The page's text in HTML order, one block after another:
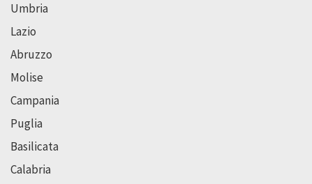
Umbria
Lazio
Abruzzo
Molise
Campania
Puglia
Basilicata
Calabria